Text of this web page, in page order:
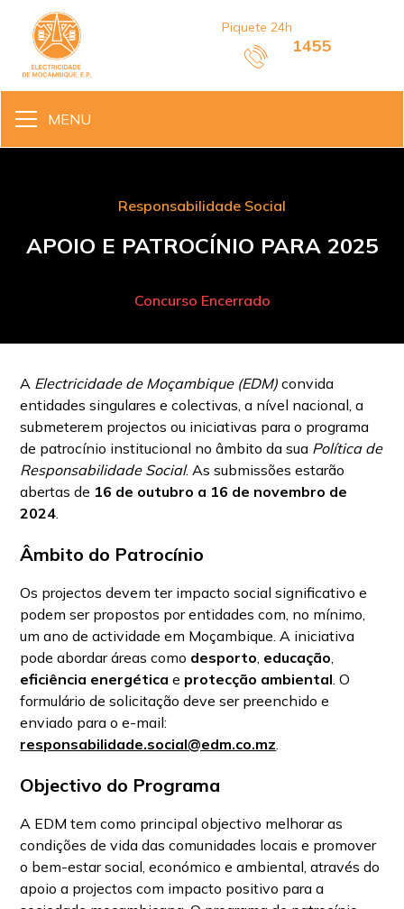
Piquete 24h
1455
MENU
Responsabilidade Social
APOIO E PATROCÍNIO PARA 2025
Concurso Encerrado
A Electricidade de Moçambique (EDM) convida
entidades singulares e colectivas, a nível nacional, a
submeterem projectos ou iniciativas para o programa
de patrocínio institucional no âmbito da sua Política de
Responsabilidade Social. As submissões estarão
abertas de 16 de outubro a 16 de novembro de
2024.
Âmbito do Patrocínio
Os projectos devem ter impacto social significativo e
podem ser propostos por entidades com, no mínimo,
um ano de actividade em Moçambique. A iniciativa
pode abordar áreas como desporto, educação,
eficiência energética e protecção ambiental. O
formulário de solicitação deve ser preenchido e
enviado para o e-mail:
responsabilidade.social@edm.co.mz.
Objectivo do Programa
A EDM tem como principal objectivo melhorar as
condições de vida das comunidades locais e promover
o bem-estar social, económico e ambiental, através do
apoio a projectos com impacto positivo para a